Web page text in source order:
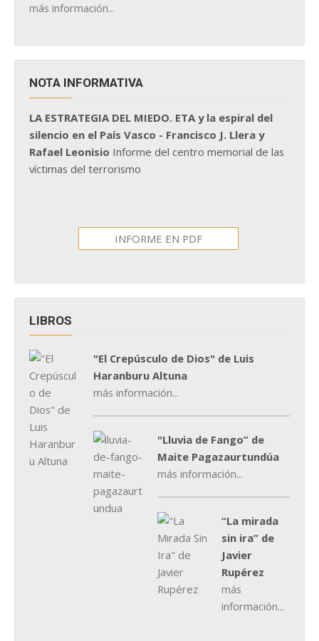
más información...
NOTA INFORMATIVA
LA ESTRATEGIA DEL MIEDO. ETA y la espiral del
silencio en el País Vasco - Francisco J. Llera y
Rafael Leonisio Informe del centro memorial de las
víctimas del terrorismo
INFORME EN PDF
LIBROS
"El Crepúsculo de Dios" de Luis
Haranburu Altuna
más información...
"Lluvia de Fango” de
Maite Pagazaurtundúa
más información...
“La mirada
sin ira” de
Javier
Rupérez
más
información...